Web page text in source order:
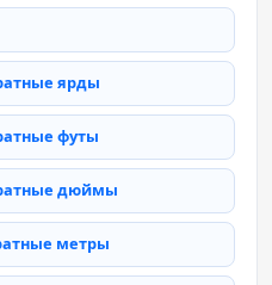
ярды
футы
дюймы
метры